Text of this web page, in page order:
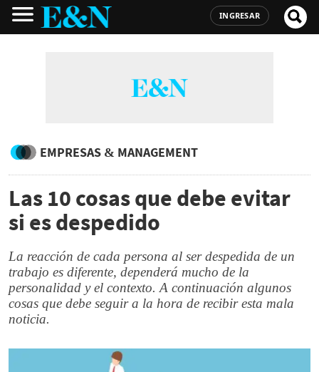
INGRESAR
EMPRESAS & MANAGEMENT
Las 10 cosas que debe evitar
si es despedido
La reacción de cada persona al ser despedida de un
trabajo es diferente, dependerá mucho de la
personalidad y el contexto. A continuación algunos
cosas que debe seguir a la hora de recibir esta mala
noticia.